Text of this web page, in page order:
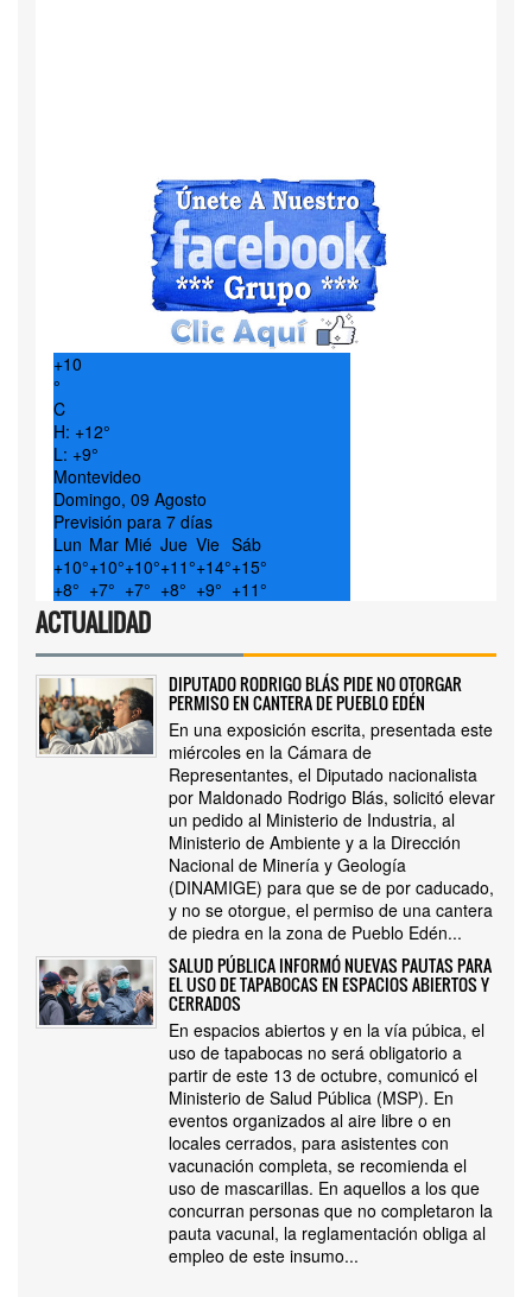
+10
°
C
H: +12°
L: +9°
Montevideo
Domingo, 09 Agosto
Previsión para 7 días
Lun Mar Mié Jue Vie Sáb
+10°+10°+10°+11°+14°+15°
+8° +7° +7° +8° +9° +11°
ACTUALIDAD
DIPUTADO RODRIGO BLÁS PIDE NO OTORGAR
PERMISO EN CANTERA DE PUEBLO EDÉN
En una exposición escrita, presentada este
miércoles en la Cámara de
Representantes, el Diputado nacionalista
por Maldonado Rodrigo Blás, solicitó elevar
un pedido al Ministerio de Industria, al
Ministerio de Ambiente y a la Dirección
Nacional de Minería y Geología
(DINAMIGE) para que se de por caducado,
y no se otorgue, el permiso de una cantera
de piedra en la zona de Pueblo Edén...
SALUD PÚBLICA INFORMÓ NUEVAS PAUTAS PARA
EL USO DE TAPABOCAS EN ESPACIOS ABIERTOS Y
CERRADOS
En espacios abiertos y en la vía púbica, el
uso de tapabocas no será obligatorio a
partir de este 13 de octubre, comunicó el
Ministerio de Salud Pública (MSP). En
eventos organizados al aire libre o en
locales cerrados, para asistentes con
vacunación completa, se recomienda el
uso de mascarillas. En aquellos a los que
concurran personas que no completaron la
pauta vacunal, la reglamentación obliga al
empleo de este insumo...